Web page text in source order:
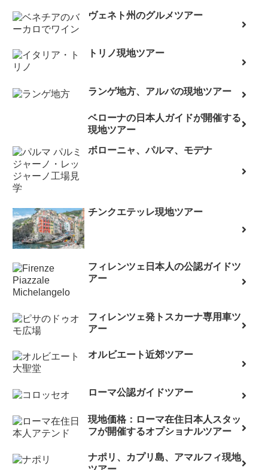
ヴェネト州のグルメツアー
トリノ現地ツアー
ランゲ地方、アルバの現地ツアー
ベローナの日本人ガイドが開催する
現地ツアー
ボローニャ、パルマ、モデナ
チンクエテッレ現地ツアー
フィレンツェ日本人の公認ガイドツ
アー
フィレンツェ発トスカーナ専用車ツ
アー
オルビエート近郊ツアー
ローマ公認ガイドツアー
現地価格：ローマ在住日本人スタッ
フが開催するオプショナルツアー
ナポリ、カプリ島、アマルフィ現地